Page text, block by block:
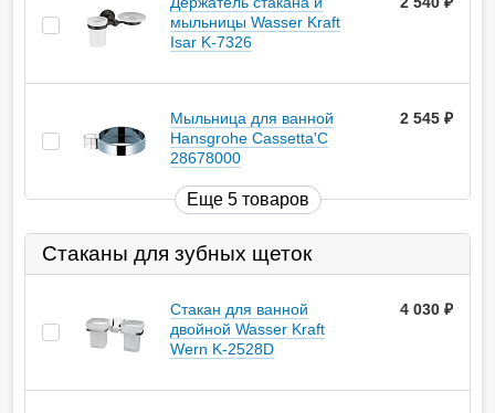
мыльницы Wasser Kraft
Isar K-7326
Мыльница для ванной
Hansgrohe Cassetta'C
28678000
2 545
Еще 5 товаров
Стаканы для зубных щеток
Стакан для ванной
двойной Wasser Kraft
Wern K-2528D
4 030